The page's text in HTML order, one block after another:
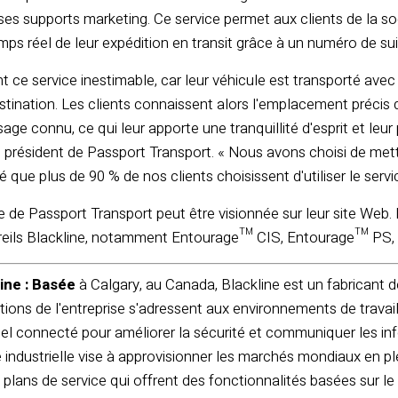
supports marketing. Ce service permet aux clients de la
réel de leur expédition en transit grâce à un numéro de
ce service inestimable, car leur véhicule est transporté
Les clients connaissent alors l'emplacement précis
connu, ce qui leur apporte une tranquillité d'esprit et
de Passport Transport. « Nous avons choisi de
que plus de 90 % de nos clients choisissent d'utiliser le
de Passport Transport peut être visionnée sur leur site
Blackline, notamment Entourage™ CIS, Entourage™
: Basée à Calgary, au Canada, Blackline est un fabricant
de l'entreprise s'adressent aux environnements de
connecté pour améliorer la sécurité et communiquer les
industrielle vise à approvisionner les marchés mondiaux en
de service qui offrent des fonctionnalités basées sur